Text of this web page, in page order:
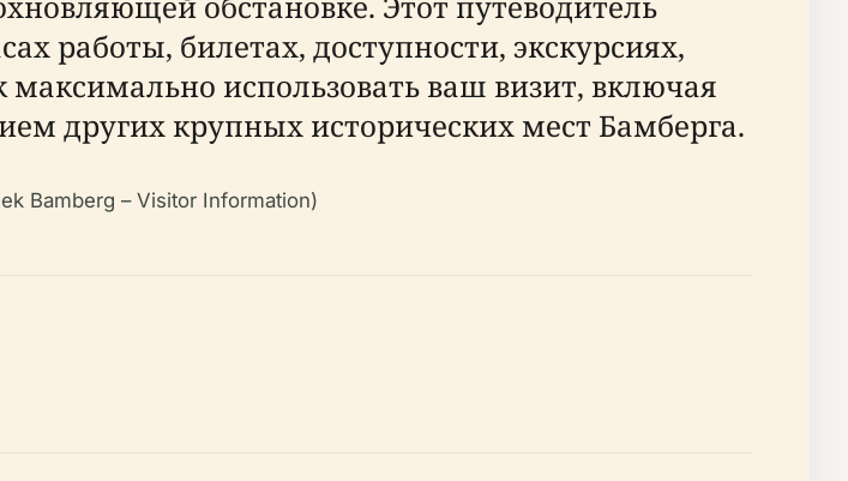
работы, билетах, доступности, экскурсиях,
использовать ваш визит, включая
других крупных исторических мест Бамберга.
Bamberg – Visitor Information)